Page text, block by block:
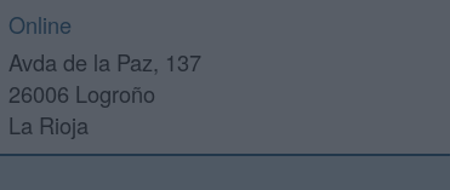
Online
Avda de la Paz, 137
26006 Logroño
La Rioja